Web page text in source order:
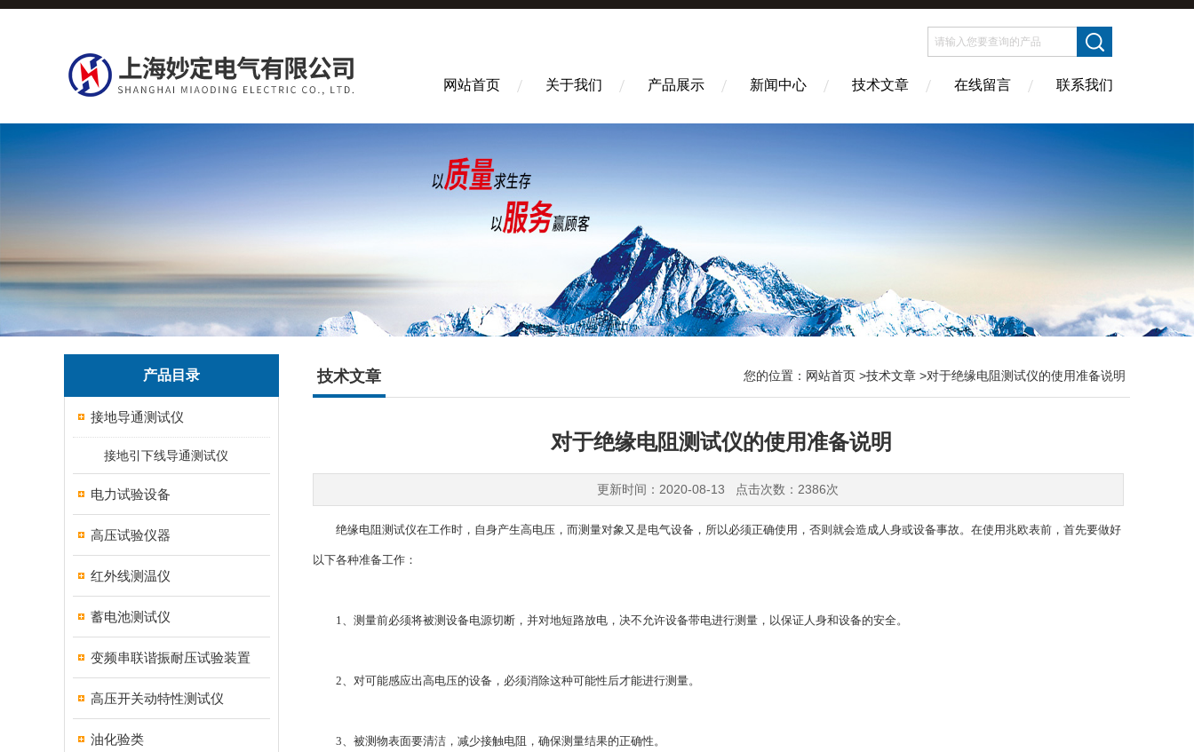
网站首页 关于我们 产品展示 新闻中心 技术文章 在线留言 联系我们
产品目录
接地导通测试仪
接地引下线导通测试仪
电力试验设备
高压试验仪器
红外线测温仪
蓄电池测试仪
变频串联谐振耐压试验装置
高压开关动特性测试仪
油化验类
技术文章 您的位置： 网站首页 >技术文章 >对于绝缘电阻测试仪的使用准备说明
对于绝缘电阻测试仪的使用准备说明
更新时间：2020-08-13 点击次数：2386次
绝缘电阻测试仪在工作时，自身产生高电压，而测量对象又是电气设备，所以必须正确使用，否则就会造成人身或设备事故。在使用兆欧表前，首先要做好
以下各种准备工作：
1、测量前必须将被测设备电源切断，并对地短路放电，决不允许设备带电进行测量，以保证人身和设备的安全。
2、对可能感应出高电压的设备，必须消除这种可能性后才能进行测量。
3、被测物表面要清洁，减少接触电阻，确保测量结果的正确性。